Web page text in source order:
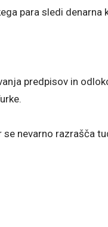
para sledi denarna
predpisov in
nevarno razrašča